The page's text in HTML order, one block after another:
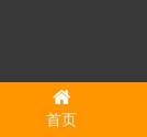
首页